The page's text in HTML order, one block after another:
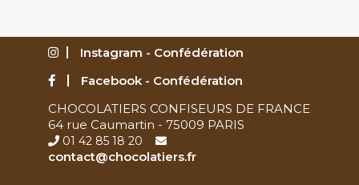
Instagram - Confédération
Facebook - Confédération
CHOCOLATIERS CONFISEURS DE FRANCE
64 rue Caumartin - 75009 PARIS
01 42 85 18 20
contact@chocolatiers.fr